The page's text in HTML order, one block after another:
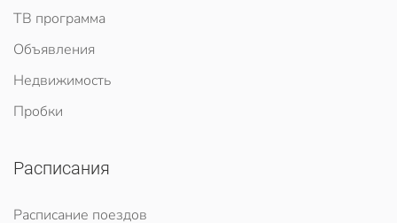
ТВ программа
Объявления
Недвижимость
Пробки
Расписания
Расписание поездов